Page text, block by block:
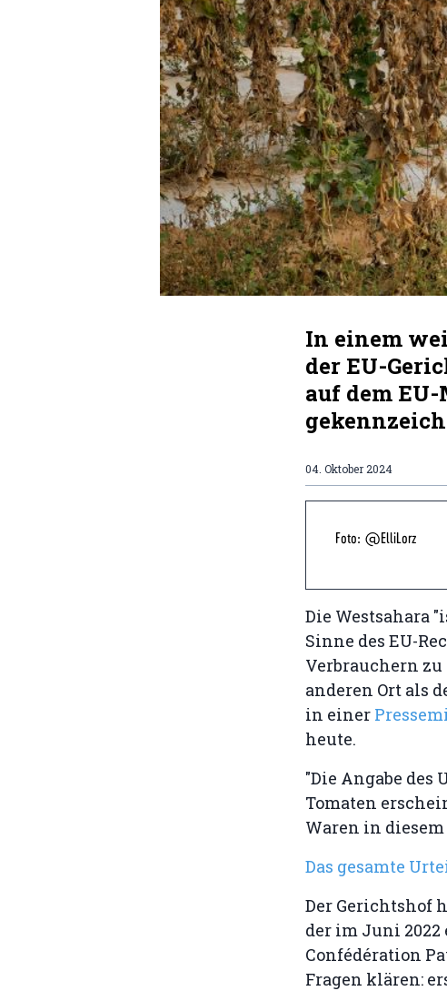
In einem
der EU-
auf dem
04. Oktober 2024
Foto: @ElliLorz
Die Westsahara
Sinne des EU-
Verbrauchern zu
anderen Ort als
in einer
heute.
"Die Angabe
Tomaten
Waren in
Das gesamte
Der Gerichtshof
der im Juni 2022
Confédération
Fragen klären: